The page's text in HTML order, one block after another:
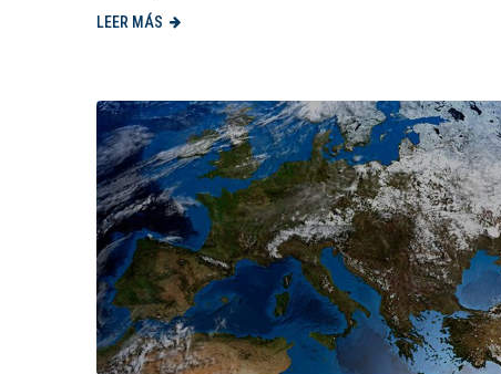
LEER MÁS